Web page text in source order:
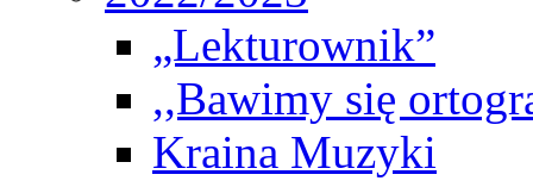
„Lekturownik”
,,Bawimy się
Kraina Muzyki